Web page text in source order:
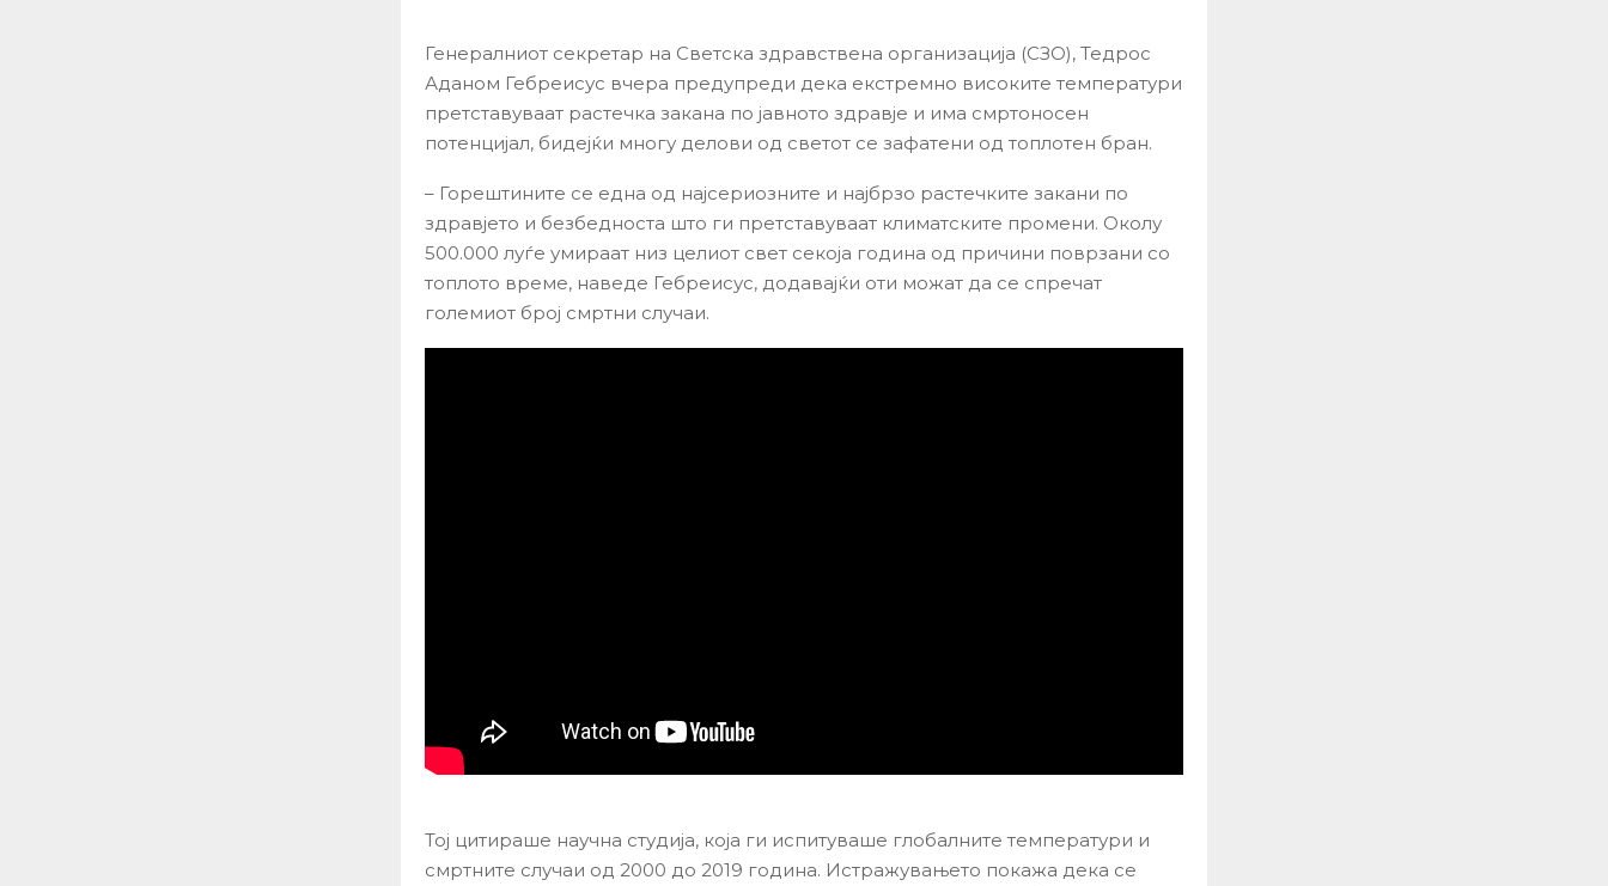
Генералниот секретар на Светска здравствена организација (СЗО), Тедрос
Аданом Гебреисус вчера предупреди дека екстремно високите температури
претставуваат растечка закана по јавното здравје и има смртоносен
потенцијал, бидејќи многу делови од светот се зафатени од топлотен бран.
– Горештините се една од најсериозните и најбрзо растечките закани по
здравјето и безбедноста што ги претставуваат климатските промени. Околу
500.000 луѓе умираат низ целиот свет секоја година од причини поврзани со
топлото време, наведе Гебреисус, додавајќи оти можат да се спречат
големиот број смртни случаи.
Тој цитираше научна студија, која ги испитуваше глобалните температури и
смртните случаи од 2000 до 2019 година. Истражувањето покажа дека се